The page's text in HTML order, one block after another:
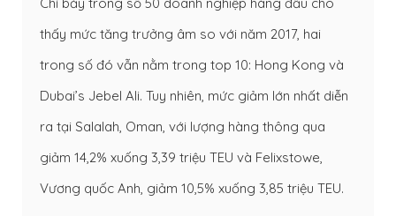
thấy mức tăng trưởng âm so với năm 2017, hai
trong số đó vẫn nằm trong top 10: Hong Kong và
Dubai’s Jebel Ali. Tuy nhiên, mức giảm lớn nhất diễn
ra tại Salalah, Oman, với lượng hàng thông qua
giảm 14,2% xuống 3,39 triệu TEU và Felixstowe,
Vương quốc Anh, giảm 10,5% xuống 3,85 triệu TEU.